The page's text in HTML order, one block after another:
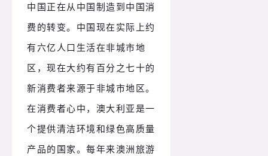
中国正在从中国制造到中国消
费的转变。中国现在实际上约
有六亿人口生活在非城市地
区，现在大约有百分之七十的
新消费者来源于非城市地区。
在消费者心中，澳大利亚是一
个提供清洁环境和绿色高质量
产品的国家。每年来澳洲旅游